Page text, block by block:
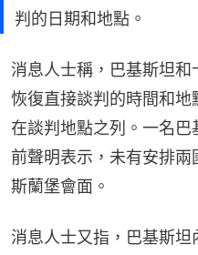
判的日期和地點。
消息人士稱，巴基斯坦
恢復直接談判的時間和
在談判地點之列。一名
前聲明表示，未有安排
斯蘭堡會面。
消息人士又指，巴基斯